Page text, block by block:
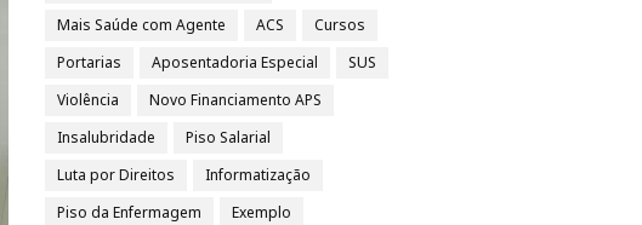
Mais Saúde com Agente
ACS
Cursos
Portarias
Aposentadoria Especial
SUS
Violência
Novo Financiamento APS
Insalubridade
Piso Salarial
Luta por Direitos
Informatização
Piso da Enfermagem
Exemplo